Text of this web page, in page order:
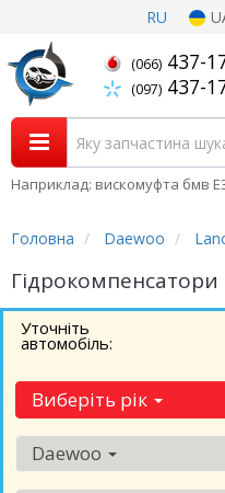
RU
(066) 437-
(097) 437-
Наприклад: вискомуфта бмв
Головна Daewoo
Уточніть
автомобіль:
Виберіть рік
Daewoo